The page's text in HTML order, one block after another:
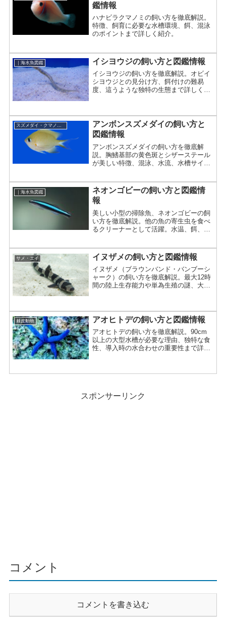
鑑情報
ハナビラクマノミの飼い方を徹底解説。
特徴、飼育に必要な水槽環境、餌、混泳
のポイントまで詳しく紹介。
｜海水魚図鑑 イシヨウジの飼い方と図鑑情報
イシヨウジの飼い方を徹底解説。オビイ
シヨウジとの見分け方、餌付けの難易
度、這うような独特の生態まで詳しく紹
スズメダイ・クマノミの仲間
アンボンスズメダイの飼い方と
図鑑情報
アンボンスズメダイの飼い方を徹底解
説。胸鰭基部の黄色斑とシザーステール
が美しい特徴、混泳、水流、水槽サイ
｜海水魚図鑑
ネオンゴビーの飼い方と図鑑情
報
美しい小型の掃除魚、ネオンゴビーの飼
い方を徹底解説。他の魚の寄生虫を食べ
るクリーナーとして活躍。水温、餌、混
サメ・エイ イヌザメの飼い方と図鑑情報
イヌザメ（ブラウンバンド・バンブーシ
ャーク）の飼い方を徹底解説。最大12時
間の陸上生存能力や単為生殖の謎、大型
棘皮動物 アオヒトデの飼い方と図鑑情報
アオヒトデの飼い方を徹底解説。90cm
以上の大型水槽が必要な理由、独特な食
性、導入時の水合わせの重要性まで詳し
スポンサーリンク
コメント
コメントを書き込む